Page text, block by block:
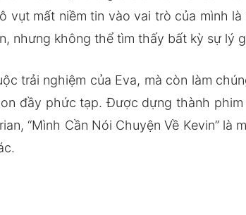
mất niềm tin vào vai trò của mình
nhưng không thể tìm thấy bất kỳ sự lý
trải nghiệm của Eva, mà còn làm
đầy phức tạp. Được dựng thành phim
“Mình Cần Nói Chuyện Về Kevin” là